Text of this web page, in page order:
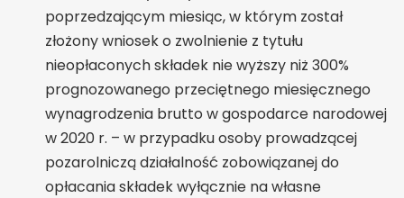
poprzedzającym miesiąc, w którym został
złożony wniosek o zwolnienie z tytułu
nieopłaconych składek nie wyższy niż 300%
prognozowanego przeciętnego miesięcznego
wynagrodzenia brutto w gospodarce narodowej
w 2020 r. – w przypadku osoby prowadzącej
pozarolniczą działalność zobowiązanej do
opłacania składek wyłącznie na własne